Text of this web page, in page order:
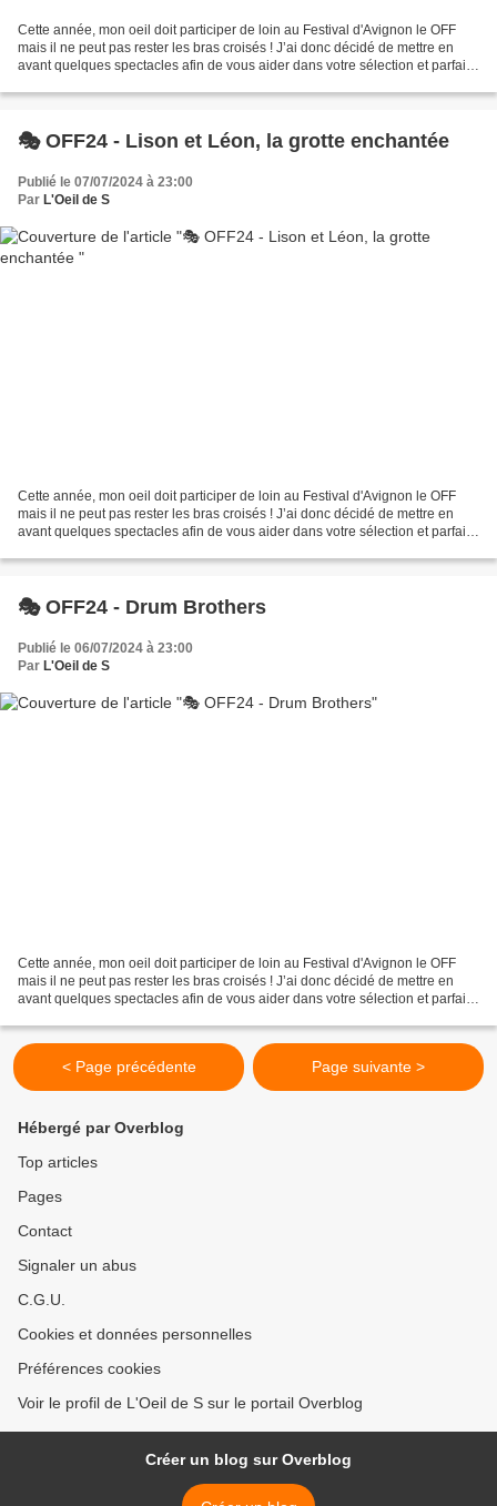
Cette année, mon oeil doit participer de loin au Festival d'Avignon le OFF
mais il ne peut pas rester les bras croisés ! J’ai donc décidé de mettre en
avant quelques spectacles afin de vous aider dans votre sélection et parfaire
🎭 OFF24 - Lison et Léon, la grotte enchantée
Publié le 07/07/2024 à 23:00
Par L'Oeil de S
Cette année, mon oeil doit participer de loin au Festival d'Avignon le OFF
mais il ne peut pas rester les bras croisés ! J’ai donc décidé de mettre en
avant quelques spectacles afin de vous aider dans votre sélection et parfaire
🎭 OFF24 - Drum Brothers
Publié le 06/07/2024 à 23:00
Par L'Oeil de S
Cette année, mon oeil doit participer de loin au Festival d'Avignon le OFF
mais il ne peut pas rester les bras croisés ! J’ai donc décidé de mettre en
avant quelques spectacles afin de vous aider dans votre sélection et parfaire
< Page précédente Page suivante >
Hébergé par Overblog
Top articles
Pages
Contact
Signaler un abus
C.G.U.
Cookies et données personnelles
Préférences cookies
Voir le profil de L'Oeil de S sur le portail Overblog
Créer un blog sur Overblog